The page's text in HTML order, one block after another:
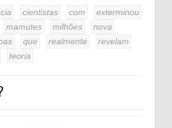
cientistas com
exterminou
mamutes milhões
nova
que realmente
revelam
teoria